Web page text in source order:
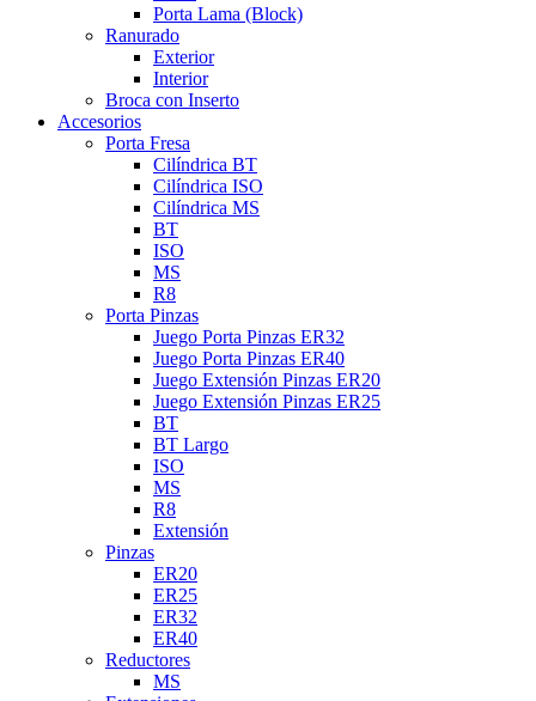
Porta Lama (Block)
Ranurado
Exterior
Interior
Broca con Inserto
Accesorios
Porta Fresa
Cilíndrica BT
Cilíndrica ISO
Cilíndrica MS
BT
ISO
MS
R8
Porta Pinzas
Juego Porta Pinzas ER32
Juego Porta Pinzas ER40
Juego Extensión Pinzas ER20
Juego Extensión Pinzas ER25
BT
BT Largo
ISO
MS
R8
Extensión
Pinzas
ER20
ER25
ER32
ER40
Reductores
MS